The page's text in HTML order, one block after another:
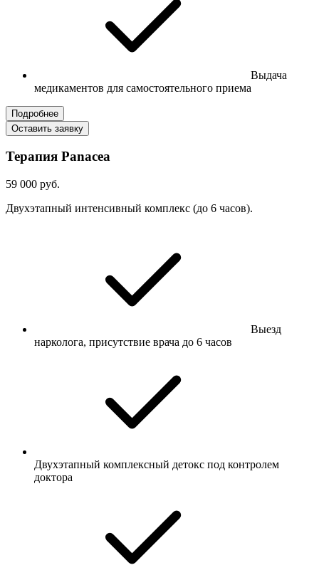
Выдача
медикаментов для самостоятельного приема
Подробнее
Оставить заявку
Терапия Panacea
59 000 руб.
Двухэтапный интенсивный комплекс (до 6 часов).
Выезд
нарколога, присутствие врача до 6 часов
Двухэтапный комплексный детокс под контролем
доктора